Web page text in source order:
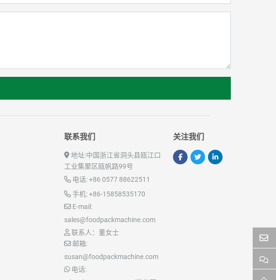
联系我们
地址:中国浙江省洞头县瓯江口
工业集聚区瓯帆路99号
电话:+86 0577 88622511
手机:+86-15858535170
E-mail:
sales@foodpackmachine.com
联系人：董女士
邮箱:
susan@foodpackmachine.com
电话:
关注我们